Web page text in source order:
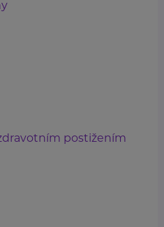
postižením